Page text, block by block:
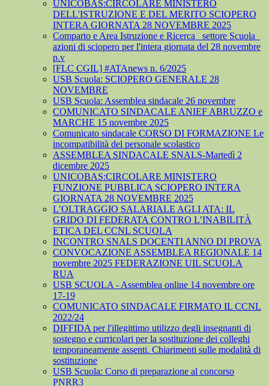
UNICOBAS:CIRCOLARE MINISTERO
DELL'ISTRUZIONE E DEL MERITO SCIOPERO
INTERA GIORNATA 28 NOVEMBRE 2025
Comparto e Area Istruzione e Ricerca_ settore Scuola_
azioni di sciopero per l'intera giornata del 28 novembre
p.v
[FLC CGIL] #ATAnews n. 6/2025
USB Scuola: SCIOPERO GENERALE 28
NOVEMBRE
USB Scuola: Assemblea sindacale 26 novembre
COMUNICATO SINDACALE ANIEF ABRUZZO e
MARCHE 15 novembre 2025
Comunicato sindacale CORSO DI FORMAZIONE Le
incompatibilità del personale scolastico
ASSEMBLEA SINDACALE SNALS-Martedì 2
dicembre 2025
UNICOBAS:CIRCOLARE MINISTERO
FUNZIONE PUBBLICA SCIOPERO INTERA
GIORNATA 28 NOVEMBRE 2025
L’OLTRAGGIO SALARIALE AGLI ATA: IL
GRIDO DI FEDERATA CONTRO L’INABILITÀ
ETICA DEL CCNL SCUOLA
INCONTRO SNALS DOCENTI ANNO DI PROVA
CONVOCAZIONE ASSEMBLEA REGIONALE 14
novembre 2025 FEDERAZIONE UIL SCUOLA
RUA
USB SCUOLA - Assemblea online 14 novembre ore
17-19
COMUNICATO SINDACALE FIRMATO IL CCNL
2022/24
DIFFIDA per l'illegittimo utilizzo degli insegnanti di
sostegno e curricolari per la sostituzione dei colleghi
temporaneamente assenti. Chiarimenti sulle modalità di
sostituzione
USB Scuola: Corso di preparazione al concorso
PNRR3